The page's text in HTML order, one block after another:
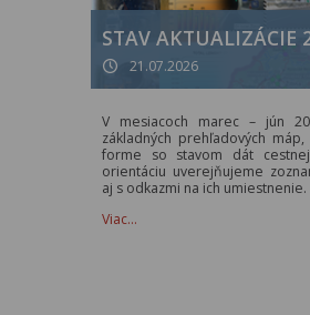
STAV AKTUALIZÁCIE
21.07.2026
V mesiacoch marec – jún
základných prehľadových
forme so stavom dát
orientáciu uverejňujeme
aj s odkazmi na ich umiestnenie.
Viac…